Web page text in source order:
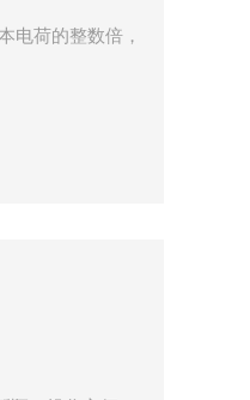
电荷的整数倍，